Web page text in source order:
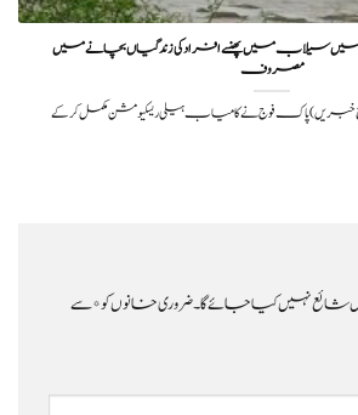
سیلاب میں پھنسے افراد کی زندگیاں بچانے میں
مصروف
نہیں کیا جائے گا۔ضروری خانوں کو*سے